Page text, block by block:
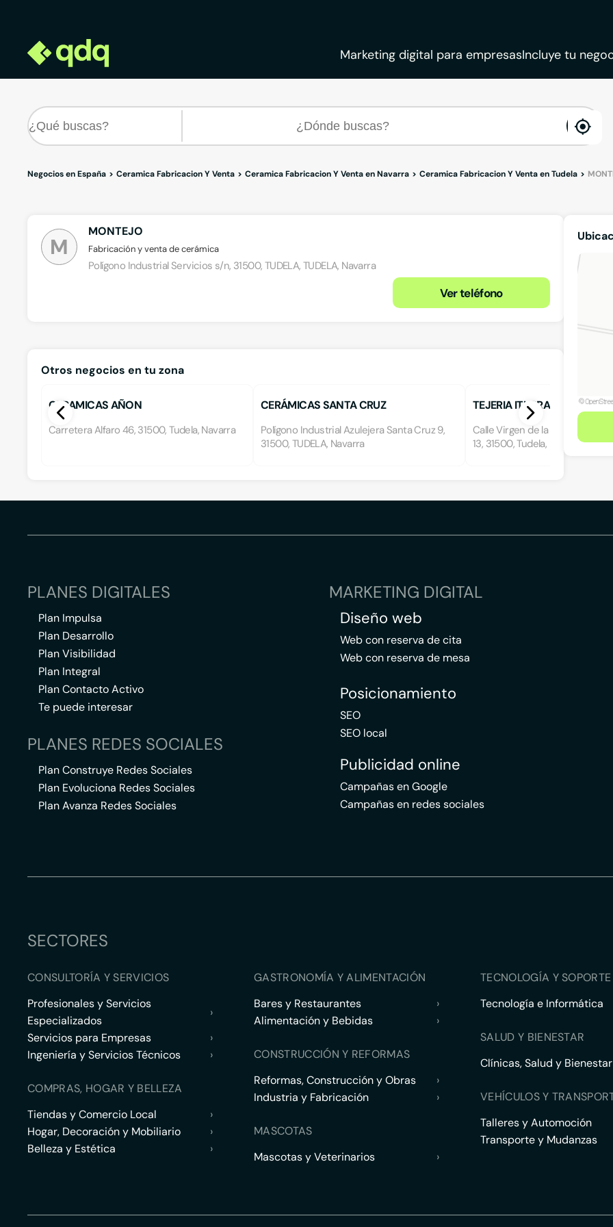
Marketing digital para empresasIncluye tu
Negocios en España Ceramica Fabricacion Y Venta Ceramica Fabricacion Y Venta en Navarra Ceramica Fabricacion Y Venta en Tudela
M
MONTEJO
Fabricación y venta de cerámica
Polígono Industrial Servicios s/n, 31500, TUDELA, TUDELA, Navarra
Ver teléfono
Otros negocios en tu zona
CERAMICAS AÑON
Carretera Alfaro 46, 31500, Tudela, Navarra
CERÁMICAS SANTA CRUZ
Polígono Industrial Azulejera Santa Cruz 9,
31500, TUDELA, Navarra
TEJERIA ITURRALDE, S.L.
Calle Virgen de la Cabeza s/n,
13, 31500, Tudela, Navarra
PLANES DIGITALES
Plan Impulsa
Plan Desarrollo
Plan Visibilidad
Plan Integral
Plan Contacto Activo
Te puede interesar
PLANES REDES SOCIALES
Plan Construye Redes Sociales
Plan Evoluciona Redes Sociales
Plan Avanza Redes Sociales
MARKETING DIGITAL
Diseño web
Web con reserva de cita
Web con reserva de mesa
Posicionamiento
SEO
SEO local
Publicidad online
Campañas en Google
Campañas en redes sociales
SECTORES
CONSULTORÍA Y SERVICIOS
Profesionales y Servicios
Especializados
›
Servicios para Empresas
›
Ingeniería y Servicios Técnicos
›
COMPRAS, HOGAR Y BELLEZA
Tiendas y Comercio Local
›
Hogar, Decoración y Mobiliario
›
Belleza y Estética
›
GASTRONOMÍA Y ALIMENTACIÓN
Bares y Restaurantes
›
Alimentación y Bebidas
›
CONSTRUCCIÓN Y REFORMAS
Reformas, Construcción y Obras
›
Industria y Fabricación
›
MASCOTAS
Mascotas y Veterinarios
›
TECNOLOGÍA Y
Tecnología e Informática
SALUD Y BIENESTAR
Clínicas, Salud y Bienestar
VEHÍCULOS Y
Talleres y Automoción
Transporte y Mudanzas